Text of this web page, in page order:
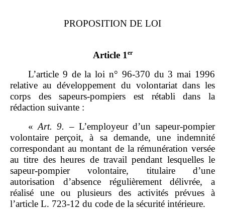
PROPOSITION DE LOI
Article 1er
L’article 9 de la loi n° 96‑370 du 3 mai 1996
relative au développement du volontariat dans les
corps des sapeurs‑pompiers est rétabli dans la
rédaction suivante :
«Art. 9. – L’employeur d’un sapeur‑pompier
volontaire perçoit, à sa demande, une indemnité
correspondant au montant de la rémunération versée
au titre des heures de travail pendant lesquelles le
sapeur‑pompier volontaire, titulaire d’une
autorisation d’absence régulièrement délivrée, a
réalisé une ou plusieurs des activités prévues à
l’article L. 723‑12 du code de la sécurité intérieure.